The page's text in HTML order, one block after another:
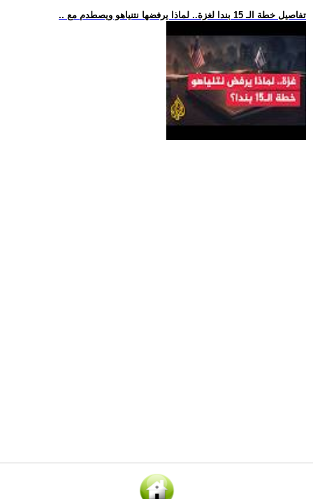
.. تفاصيل خطة الـ 15 بندا لغزة.. لماذا يرفضها نتنياهو ويصطدم مع